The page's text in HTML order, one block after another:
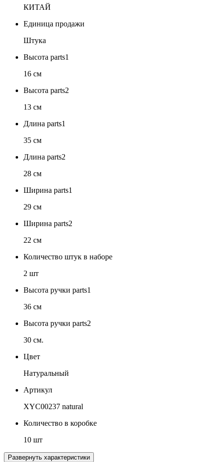
КИТАЙ
Единица продажи
Штука
Высота parts1
16 см
Высота parts2
13 см
Длина parts1
35 см
Длина parts2
28 см
Ширина parts1
29 см
Ширина parts2
22 см
Количество штук в наборе
2 шт
Высота ручки parts1
36 см
Высота ручки parts2
30 см.
Цвет
Натуральный
Артикул
XYC00237 natural
Количество в коробке
10 шт
Развернуть характеристики